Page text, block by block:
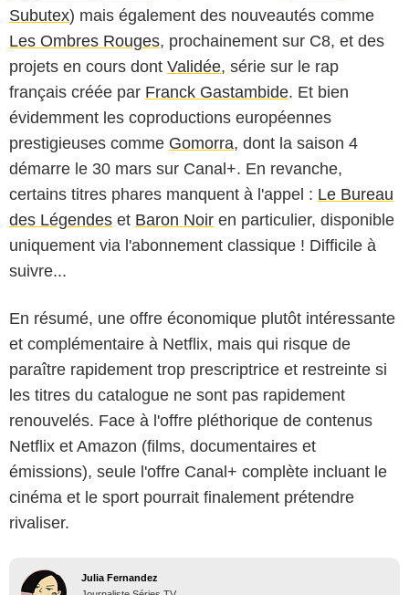
Subutex) mais également des nouveautés comme
Les Ombres Rouges, prochainement sur C8, et des
projets en cours dont Validée, série sur le rap
français créée par Franck Gastambide. Et bien
évidemment les coproductions européennes
prestigieuses comme Gomorra, dont la saison 4
démarre le 30 mars sur Canal+. En revanche,
certains titres phares manquent à l'appel : Le Bureau
des Légendes et Baron Noir en particulier, disponible
uniquement via l'abonnement classique ! Difficile à
suivre...
En résumé, une offre économique plutôt intéressante
et complémentaire à Netflix, mais qui risque de
paraître rapidement trop prescriptrice et restreinte si
les titres du catalogue ne sont pas rapidement
renouvelés. Face à l'offre pléthorique de contenus
Netflix et Amazon (films, documentaires et
émissions), seule l'offre Canal+ complète incluant le
cinéma et le sport pourrait finalement prétendre
rivaliser.
Julia Fernandez